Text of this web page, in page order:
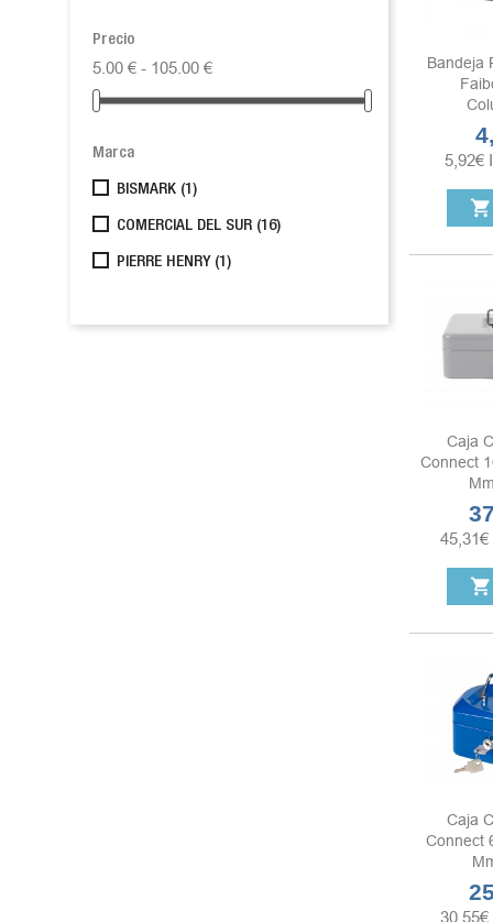
Precio
5.00 € - 105.00 €
Marca
BISMARK (1)
COMERCIAL DEL SUR (16)
PIERRE HENRY (1)
Bandeja
5,92€
shopping_cart
Caja
Connect
45,31€
shopping_cart
Caja
Connect
30,55€